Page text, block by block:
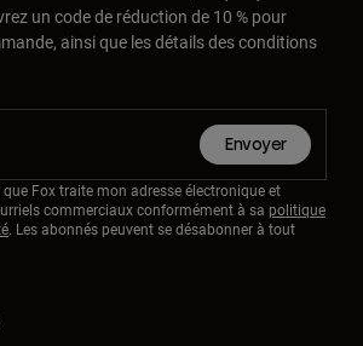
un code de réduction de 10 % pour
ainsi que les détails des conditions
Envoyer
Fox traite mon adresse électronique et
commerciaux conformément à sa politique
. Les abonnés peuvent se désabonner à tout